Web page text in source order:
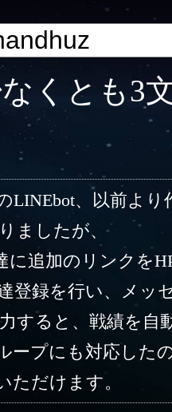
くとも3
LINEbot、以前よ
ましたが、
に追加のリンクを
登録を行い、メ
すると、戦績を自
ープにも対応した
ただけます。